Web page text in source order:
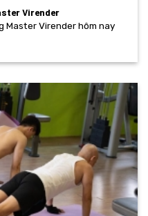
Virender
Master Virender hôm nay